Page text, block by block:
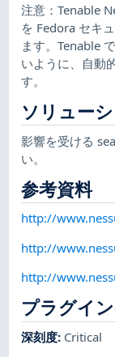
注意：Tenable
を Fedora セキ
ます。Tenable
いように、自動
す。
ソリュー
影響を受ける
い。
参考資料
http://
http://
http://
プラグイ
深刻度: Critical